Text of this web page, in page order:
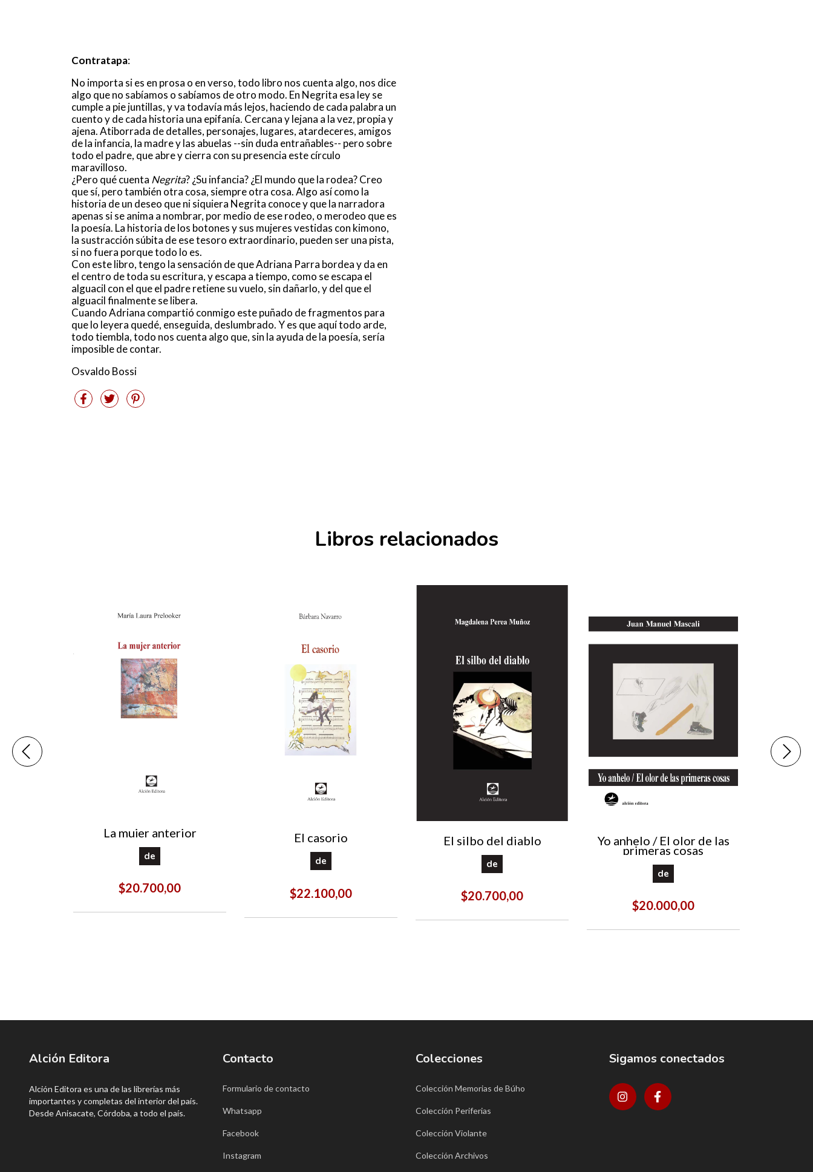
Contratapa:
No importa si es en prosa o en verso, todo libro nos cuenta algo, nos dice
algo que no sabíamos o sabíamos de otro modo. En Negrita esa ley se
cumple a pie juntillas, y va todavía más lejos, haciendo de cada palabra un
cuento y de cada historia una epifanía. Cercana y lejana a la vez, propia y
ajena. Atiborrada de detalles, personajes, lugares, atardeceres, amigos
de la infancia, la madre y las abuelas --sin duda entrañables-- pero sobre
todo el padre, que abre y cierra con su presencia este círculo
maravilloso.
¿Pero qué cuenta Negrita? ¿Su infancia? ¿El mundo que la rodea? Creo
que sí, pero también otra cosa, siempre otra cosa. Algo así como la
historia de un deseo que ni siquiera Negrita conoce y que la narradora
apenas si se anima a nombrar, por medio de ese rodeo, o merodeo que es
la poesía. La historia de los botones y sus mujeres vestidas con kimono,
la sustracción súbita de ese tesoro extraordinario, pueden ser una pista,
si no fuera porque todo lo es.
Con este libro, tengo la sensación de que Adriana Parra bordea y da en
el centro de toda su escritura, y escapa a tiempo, como se escapa el
alguacil con el que el padre retiene su vuelo, sin dañarlo, y del que el
alguacil finalmente se libera.
Cuando Adriana compartió conmigo este puñado de fragmentos para
que lo leyera quedé, enseguida, deslumbrado. Y es que aquí todo arde,
todo tiembla, todo nos cuenta algo que, sin la ayuda de la poesía, sería
imposible de contar.
Osvaldo Bossi
Libros relacionados
La mujer anterior
de
$20.700,00
El casorio
de
$22.100,00
El silbo del diablo
de
$20.700,00
Yo anhelo / El olor de las
primeras cosas
de
$20.000,00
Alción Editora
Alción Editora es una de las librerías más
importantes y completas del interior del país.
Desde Anisacate, Córdoba, a todo el país.
Contacto
Formulario de contacto
Whatsapp
Facebook
Instagram
Colecciones
Colección Memorias de Búho
Colección Periferias
Colección Violante
Colección Archivos
Sigamos conectados